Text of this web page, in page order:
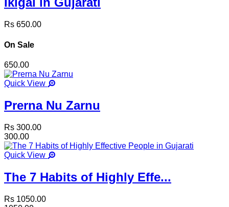
Rs 650.00
On Sale
650.00
Quick View
Prerna Nu Zarnu
Rs 300.00
300.00
Quick View
The 7 Habits of Highly Effe...
Rs 1050.00